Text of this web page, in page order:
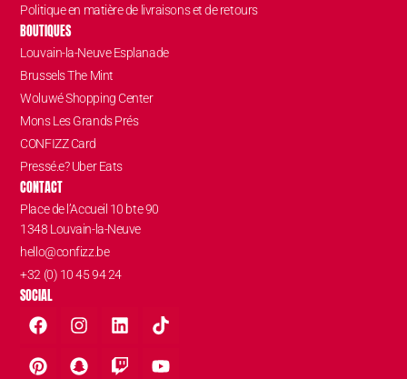
Politique en matière de livraisons et de retours
BOUTIQUES
Louvain-la-Neuve Esplanade
Brussels The Mint
Woluwé Shopping Center
Mons Les Grands Prés
CONFIZZ Card
Pressé.e? Uber Eats
CONTACT
Place de l’Accueil 10 bte 90
1348 Louvain-la-Neuve
hello@confizz.be
+32 (0) 10 45 94 24
SOCIAL